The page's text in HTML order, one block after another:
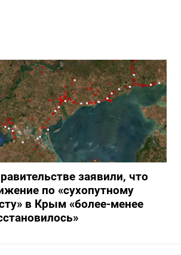
заявили, что
по «сухопутному
в Крым «более-менее